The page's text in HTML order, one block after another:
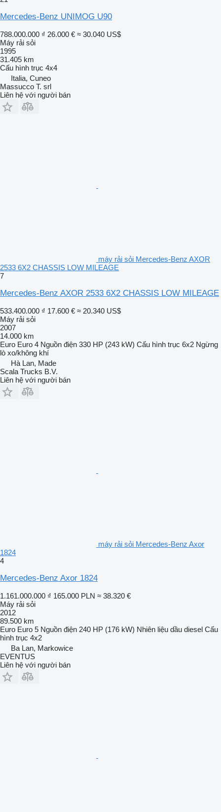
Mercedes-Benz UNIMOG U90
788.000.000 ₫ 26.000 € ≈ 30.040 US$
Máy rải sỏi
1995
31.405 km
Cấu hình trục 4x4
Italia, Cuneo
Massucco T. srl
Liên hệ với người bán
máy rải sỏi Mercedes-Benz AXOR
2533 6X2 CHASSIS LOW MILEAGE
7
Mercedes-Benz AXOR 2533 6X2 CHASSIS LOW MILEAGE
533.400.000 ₫ 17.600 € ≈ 20.340 US$
Máy rải sỏi
2007
14.000 km
Euro Euro 4 Nguồn điện 330 HP (243 kW) Cấu hình trục 6x2 Ngừng
lò xo/không khí
Hà Lan, Made
Scala Trucks B.V.
Liên hệ với người bán
máy rải sỏi Mercedes-Benz Axor
1824
4
Mercedes-Benz Axor 1824
1.161.000.000 ₫ 165.000 PLN ≈ 38.320 €
Máy rải sỏi
2012
89.500 km
Euro Euro 5 Nguồn điện 240 HP (176 kW) Nhiên liệu dầu diesel Cấu
hình trục 4x2
Ba Lan, Markowice
EVENTUS
Liên hệ với người bán